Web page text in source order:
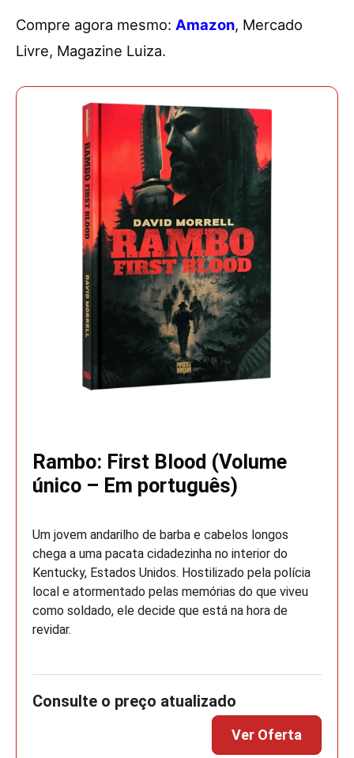
Compre agora mesmo: Amazon, Mercado
Livre, Magazine Luiza.
Rambo: First Blood (Volume
único – Em português)
Um jovem andarilho de barba e cabelos longos
chega a uma pacata cidadezinha no interior do
Kentucky, Estados Unidos. Hostilizado pela polícia
local e atormentado pelas memórias do que viveu
como soldado, ele decide que está na hora de
revidar.